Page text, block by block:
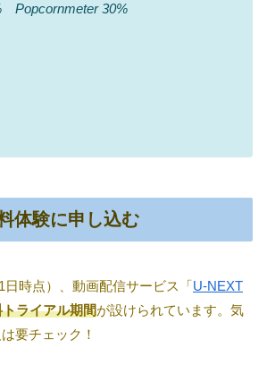
Popcornmeter 30%
体験に申し込む
日時点）、動画配信サービス「U-NEXT
ライアル期間が設けられています。気
要チェック！